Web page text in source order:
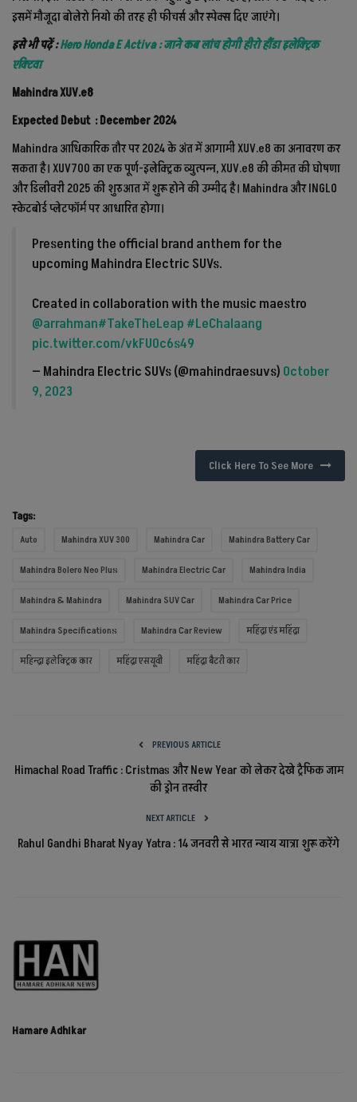
इसमें मौजूदा बोलेरो नियो की तरह ही फीचर्स और स्पेक्स दिए जाएंगे।
इसे भी पढ़ें :Hero Honda E Activa : जाने कब लांच होगी हीरो हौंडा इलेक्ट्रिक
एक्टिवा
Mahindra XUV.e8
Expected Debut : December 2024
Mahindra आधिकारिक तौर पर 2024 के अंत में आगामी XUV.e8 का अनावरण कर
सकता है। XUV700 का एक पूर्ण-इलेक्ट्रिक व्युत्पन्न, XUV.e8 की कीमत की घोषणा
और डिलीवरी 2025 की शुरुआत में शुरू होने की उम्मीद है। Mahindra और INGLO
स्केटबोर्ड प्लेटफॉर्म पर आधारित होगा।
Presenting the official brand anthem for the
upcoming Mahindra Electric SUVs.
Created in collaboration with the music maestro
@arrahman#TakeTheLeap #LeChalaang
pic.twitter.com/vkFU0c6s49
— Mahindra Electric SUVs (@mahindraesuvs) October
9, 2023
Click Here To See More
Tags:
Auto Mahindra XUV 300 Mahindra Car Mahindra Battery Car
Mahindra Bolero Neo Plus Mahindra Electric Car Mahindra India
Mahindra & Mahindra Mahindra SUV Car Mahindra Car Price
Mahindra Specifications Mahindra Car Review महिंद्रा एंड महिंद्रा
महिन्द्रा इलेक्ट्रिक कार महिंद्रा एसयूवी महिंद्रा बैटरी कार
PREVIOUS ARTICLE
Himachal Road Traffic : Cristmas और New Year को लेकर देखे ट्रैफिक जाम
की ड्रोन तस्वीर
NEXT ARTICLE
Rahul Gandhi Bharat Nyay Yatra : 14 जनवरी से भारत न्याय यात्रा शुरू करेंगे
Hamare Adhikar